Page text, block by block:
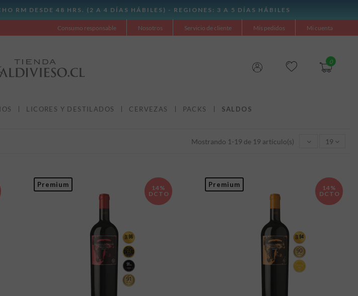
Consumo responsable Nosotros Servicio de cliente Mis pedidos Mi cuenta
0
LICORES Y DESTILADOS CERVEZAS PACKS SALDOS
Mostrando 1-19 de 19 artículo(s) 19
Premium
14%
DCTO
Premium
14%
DCTO